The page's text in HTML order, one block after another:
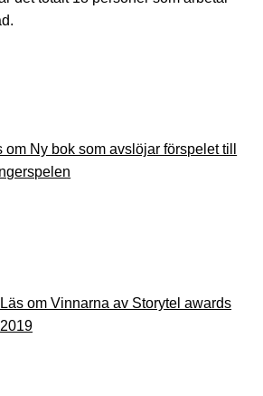
om Ny bok som avslöjar förspelet till
Läs om Vinnarna av Storytel awards
2019